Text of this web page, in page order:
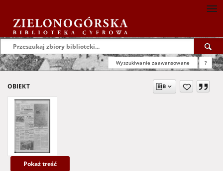
Wyszukiwanie zaawansowane ?
OBIEKT
Pokaż treść